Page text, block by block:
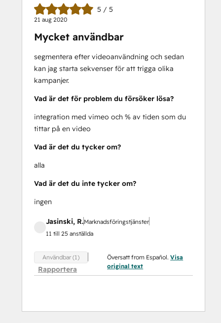
5 / 5
21 aug 2020
Mycket användbar
segmentera efter videoanvändning och sedan
kan jag starta sekvenser för att trigga olika
kampanjer.
Vad är det för problem du försöker lösa?
integration med vimeo och % av tiden som du
tittar på en video
Vad är det du tycker om?
alla
Vad är det du inte tycker om?
ingen
Jasinski, R.Marknadsföringstjänster
11 till 25 anställda
Användbar (1)
Rapportera
Översatt from Español.Visa
original text